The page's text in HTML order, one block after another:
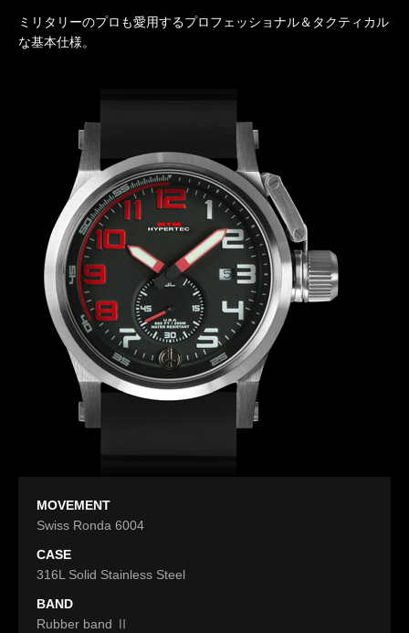
ミリタリーのプロも愛用するプロフェッショナル＆タクティカル
な基本仕様。
MOVEMENT
Swiss Ronda 6004
CASE
316L Solid Stainless Steel
BAND
Rubber band Ⅱ